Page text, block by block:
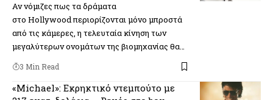
Αν νόμιζες πως τα δράματα
στο Hollywood περιορίζονται μόνο μπροστά
από τις κάμερες, η τελευταία κίνηση των
μεγαλύτερων ονομάτων της βιομηχανίας θα…
3 Min Read
«Michael»: Εκρηκτικό ντεμπούτο με